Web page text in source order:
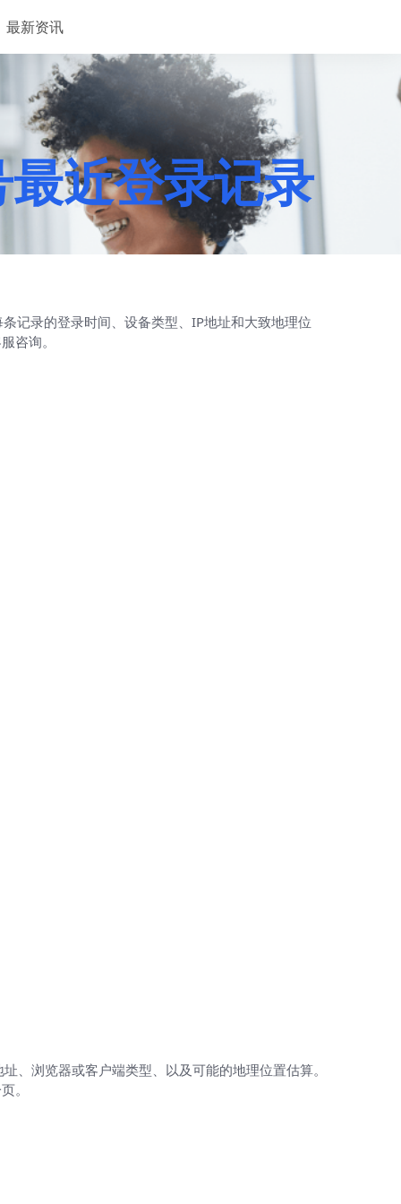
最新资讯
近登录记录
条记录的登录时间、设备类型、IP地址和大致地理位
咨询。
、浏览器或客户端类型、以及可能的地理位置估算。
。